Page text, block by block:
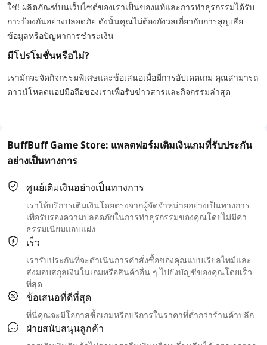
ใช่! ผลิตภัณฑ์บนเว็บไซต์ของเราเป็นของแท้และการทำธุรกรรมได้รับ
การป้องกันอย่างปลอดภัย ดังนั้นคุณไม่ต้องกังวลเกี่ยวกับการสูญเสีย
ข้อมูลหรือปัญหาการชำระเงิน
มีโปรโมชั่นหรือไม่?
เรามักจะจัดกิจกรรมพิเศษและข้อเสนอเมื่อมีการอัปเดตเกม คุณสามารถ
ดาวน์โหลดแอปมือถือของเราเพื่อรับข่าวสารและกิจกรรมล่าสุด
BuffBuff Game Store: แพลตฟอร์มเติมเงินเกมที่รับประกัน
อย่างเป็นทางการ
ศูนย์เติมเงินอย่างเป็นทางการ
เราให้บริการเติมเงินโดยตรงจากผู้จัดจำหน่ายอย่างเป็นทางการ
เพื่อรับรองความปลอดภัยในการทำธุรกรรมของคุณโดยไม่มีค่า
ธรรมเนียมแอบแฝง
เร็ว
เรารับประกันที่จะดำเนินการคำสั่งซื้อของคุณแบบเรียลไทม์และ
ส่งมอบสกุลเงินในเกมหรือสินค้าอื่น ๆ ไปยังบัญชีของคุณโดยเร็ว
ที่สุด
ข้อเสนอที่ดีที่สุด
ที่นี่คุณจะมีโอกาสซื้อเกมหรือบริการในราคาที่ต่ำกว่าร้านค้าปลีก
ฝ่ายสนับสนุนลูกค้า